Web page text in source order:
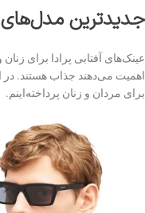
جدیدترین مدل‌های
عینک‌های آفتابی پرادا برای
اهمیت می‌دهند جذاب هستند. در
برای مردان و زنان پرداخته‌اینم.